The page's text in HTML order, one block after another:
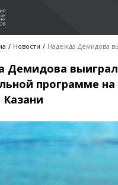
Новости
Демидова
программе
Казани